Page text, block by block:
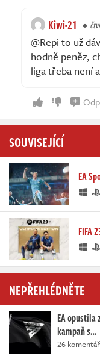
Kiwi-21
@Repi to už
hodně peněz,
liga třeba není
SOUVISEJÍCÍ
EA
FIFA
NEPŘEHLÉDNĚTE
EA opustila
kampaň s…
26